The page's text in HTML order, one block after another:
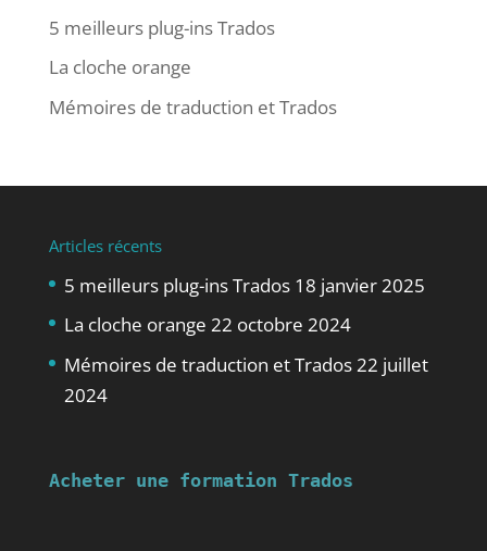
5 meilleurs plug-ins Trados
La cloche orange
Mémoires de traduction et Trados
Articles récents
5 meilleurs plug-ins Trados 18 janvier 2025
La cloche orange 22 octobre 2024
Mémoires de traduction et Trados22 juillet
2024
Acheter une formation Trados